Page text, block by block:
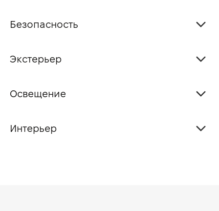
Безопасность
Экстерьер
Освещение
Интерьер